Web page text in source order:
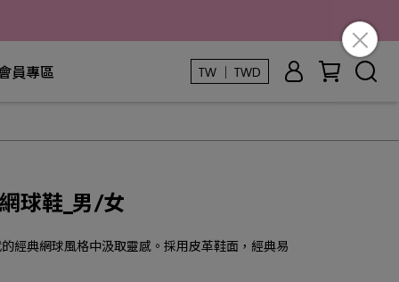
員專區 TW ｜ TWD
網球鞋_男/女
經典網球風格中汲取靈感。採用皮革鞋面，經典易